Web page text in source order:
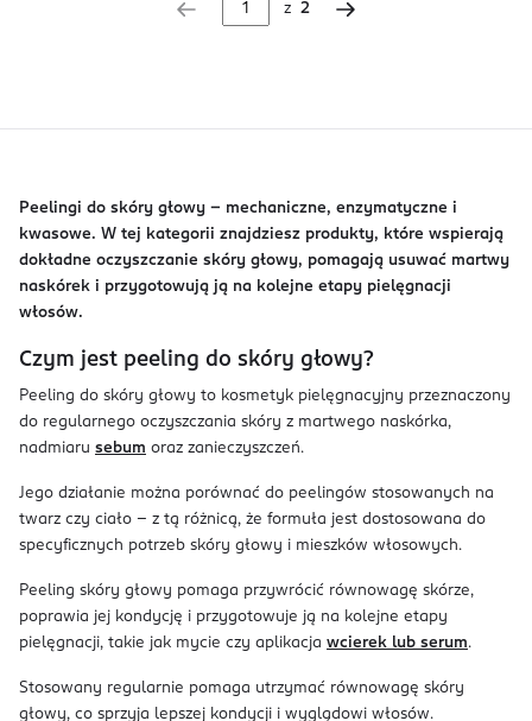
z 2
Peelingi do skóry głowy – mechaniczne, enzymatyczne i
kwasowe. W tej kategorii znajdziesz produkty, które wspierają
dokładne oczyszczanie skóry głowy, pomagają usuwać martwy
naskórek i przygotowują ją na kolejne etapy pielęgnacji
włosów.
Czym jest peeling do skóry głowy?
Peeling do skóry głowy to kosmetyk pielęgnacyjny przeznaczony
do regularnego oczyszczania skóry z martwego naskórka,
nadmiaru sebum oraz zanieczyszczeń.
Jego działanie można porównać do peelingów stosowanych na
twarz czy ciało – z tą różnicą, że formuła jest dostosowana do
specyficznych potrzeb skóry głowy i mieszków włosowych.
Peeling skóry głowy pomaga przywrócić równowagę skórze,
poprawia jej kondycję i przygotowuje ją na kolejne etapy
pielęgnacji, takie jak mycie czy aplikacja wcierek lub serum.
Stosowany regularnie pomaga utrzymać równowagę skóry
głowy, co sprzyja lepszej kondycji i wyglądowi włosów.